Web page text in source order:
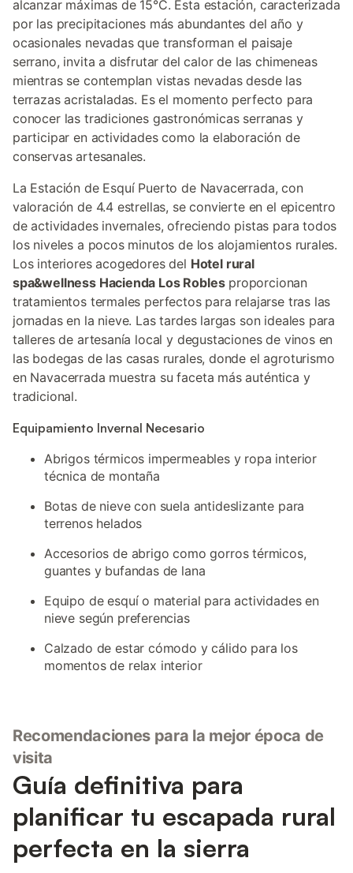
alcanzar máximas de 15°C. Esta estación, caracterizada
por las precipitaciones más abundantes del año y
ocasionales nevadas que transforman el paisaje
serrano, invita a disfrutar del calor de las chimeneas
mientras se contemplan vistas nevadas desde las
terrazas acristaladas. Es el momento perfecto para
conocer las tradiciones gastronómicas serranas y
participar en actividades como la elaboración de
conservas artesanales.
La Estación de Esquí Puerto de Navacerrada, con
valoración de 4.4 estrellas, se convierte en el epicentro
de actividades invernales, ofreciendo pistas para todos
los niveles a pocos minutos de los alojamientos rurales.
Los interiores acogedores del Hotel rural
spa&wellness Hacienda Los Roblesproporcionan
tratamientos termales perfectos para relajarse tras las
jornadas en la nieve. Las tardes largas son ideales para
talleres de artesanía local y degustaciones de vinos en
las bodegas de las casas rurales, donde el agroturismo
en Navacerrada muestra su faceta más auténtica y
tradicional.
Equipamiento Invernal Necesario
Abrigos térmicos impermeables y ropa interior
técnica de montaña
Botas de nieve con suela antideslizante para
terrenos helados
Accesorios de abrigo como gorros térmicos,
guantes y bufandas de lana
Equipo de esquí o material para actividades en
nieve según preferencias
Calzado de estar cómodo y cálido para los
momentos de relax interior
Recomendaciones para la mejor época de
visita
Guía definitiva para
planificar tu escapada rural
perfecta en la sierra